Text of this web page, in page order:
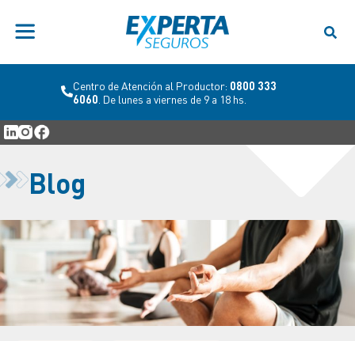
Centro de Atención al Productor: 0800 333
6060 . De lunes a viernes de 9 a 18 hs.
Blog